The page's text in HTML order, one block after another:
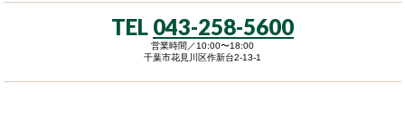
TEL 043-258-5600
営業時間／10:00〜18:00
千葉市花見川区作新台2-13-1